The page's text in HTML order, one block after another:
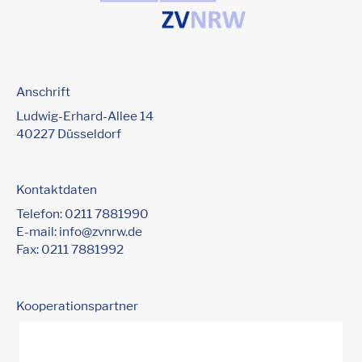
Anschrift
Ludwig-Erhard-Allee 14
40227 Düsseldorf
Kontaktdaten
Telefon: 0211 7881990
E-mail: info@zvnrw.de
Fax: 0211 7881992
Kooperationspartner